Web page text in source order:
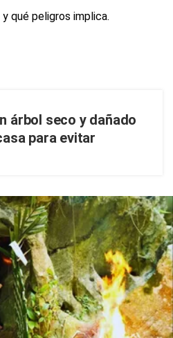
árbol seco y dañado
para evitar